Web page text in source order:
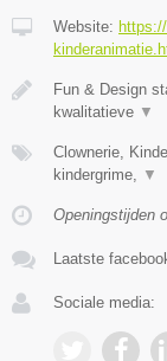
Website:
Fun & Design
kwalitatieve ▼
Clownerie,
kindergrime,
▼
Openingstijden
Laatste
Sociale media: